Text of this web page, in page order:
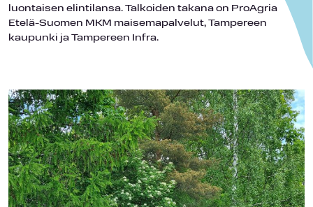
luontaisen elintilansa. Talkoiden takana on ProAgria
Etelä-Suomen MKM maisemapalvelut, Tampereen
kaupunki ja Tampereen Infra.